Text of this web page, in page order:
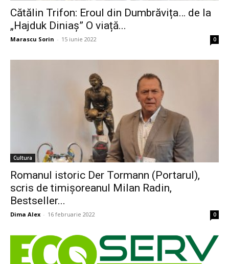
Cătălin Trifon: Eroul din Dumbrăvița… de la
„Hajduk Diniaș” O viață...
Marascu Sorin - 15 iunie 2022 0
Cultura
Romanul istoric Der Tormann (Portarul),
scris de timișoreanul Milan Radin,
Bestseller...
Dima Alex - 16 februarie 2022 0